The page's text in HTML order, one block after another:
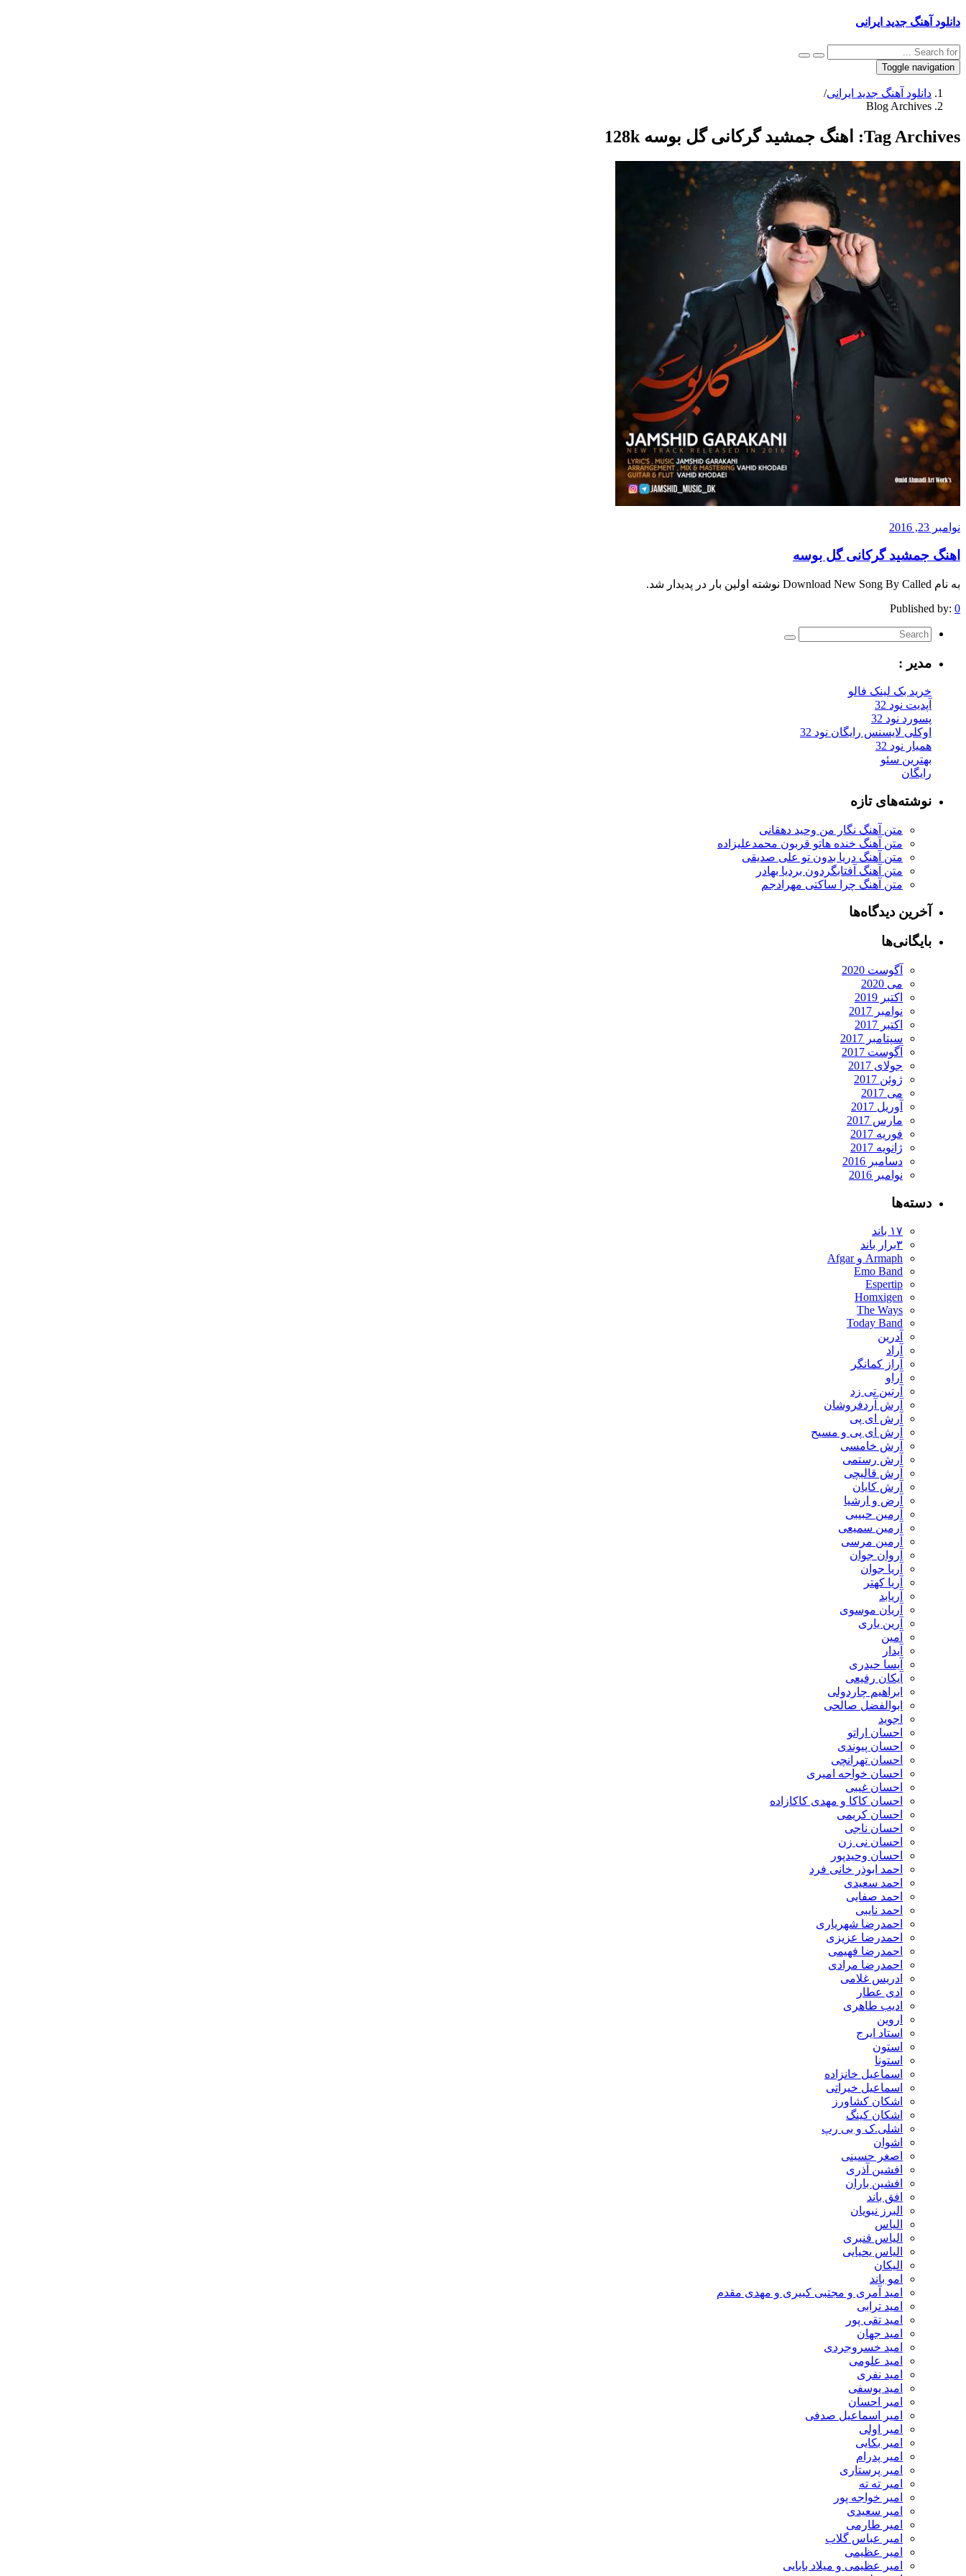
دانلود آهنگ جدید ایرانی
Toggle navigation
دانلود آهنگ جدید ایرانی/
Blog Archives
Tag Archives: اهنگ جمشید گرکانی گل بوسه 128k
نوامبر 23, 2016
اهنگ جمشید گرکانی گل بوسه
به نام Download New Song By Called نوشته اولین بار در پدیدار شد.
Published by: 0
مدیر :
خرید بک لینک فالو
آپدیت نود 32
پسورد نود 32
اوکلی لایسنس رایگان نود 32
همیار نود 32
بهترین سئو
رایگان
نوشته‌های تازه
متن آهنگ نگار من وحید دهقانی
متن آهنگ خنده هاتو قربون محمدعلیزاده
متن آهنگ دریا بدون تو علی صدیقی
متن آهنگ آفتابگردون بردیا بهادر
متن آهنگ چرا ساکتی مهرادجم
آخرین دیدگاه‌ها
بایگانی‌ها
آگوست 2020
می 2020
اکتبر 2019
نوامبر 2017
اکتبر 2017
سپتامبر 2017
آگوست 2017
جولای 2017
ژوئن 2017
می 2017
آوریل 2017
مارس 2017
فوریه 2017
ژانویه 2017
دسامبر 2016
نوامبر 2016
دسته‌ها
۱۷ باند
۳برار باند
Armaph و Afgar
Emo Band
Espertip
Homxigen
The Ways
Today Band
آدرین
آراد
آراز کمانگر
آراو
آرتین تی زد
آرش آردفروشان
آرش ای پی
آرش ای پی و مسیح
آرش خامسی
آرش رستمی
آرش قالیچی
آرش کایان
​آرض و ارشیا
آرمین حبیبی
آرمین سمیعی
آرمین مرسی
آروان جوان
آریا جوان
آریا کهتر
آریابد
آریان موسوی
آرین یاری
آمین
آیدار
آیسا حیدری
آیکان رفیعی
ابراهیم چاردولی
ابوالفضل صالحی
اجوید
احسان اراتو
احسان پیوندی
احسان تهرانچی
احسان خواجه امیری
احسان غیبی
احسان کاکا و مهدی کاکازاده
احسان کریمی
احسان ناجی
احسان نی زن
احسان وحیدپور
احمد ابوذر خانی فرد
احمد سعیدی
احمد صفایی
احمد نایبی
احمدرضا شهریاری
احمدرضا عزیزی
احمدرضا فهیمی
احمدرضا مرادی
ادریس غلامی
ادی عطار
ادیب طاهری
اروین
استاد ایرج
استون
استونا
اسماعیل خانزاده
اسماعیل خیراتی
اشکان کشاورز
اشکان کینگ
اشلی.ک و بی رپ
اشوان
اصغر حسینی
افشین آذری
افشین باران
افق باند
البرز نبویان
الیاس
الیاس قنبرى
الیاس یحیایی
الیکان
امو باند
امید آمری و مجتبی کبیری و مهدى مقدم
امید ترابی
امید تقی پور
امید جهان
امید خسروجردی
امید علومی
امید نفری
امید یوسفی
امیر احسان
امیر اسماعیل صدفی
امیر اولی
امیر بکایی
امیر پدرام
امیر پرستاری
امیر ته ته
امیر خواجه پور
امیر سعیدی
امیر طارمی
امیر عباس گلاب
امیر عظیمی
امیر عظیمی و میلاد بابایی